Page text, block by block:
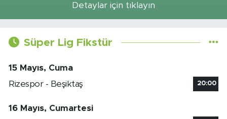
Detaylar için tıklayın
Süper Lig Fikstür
15 Mayıs, Cuma
Rizespor - Beşiktaş
20:00
16 Mayıs, Cumartesi